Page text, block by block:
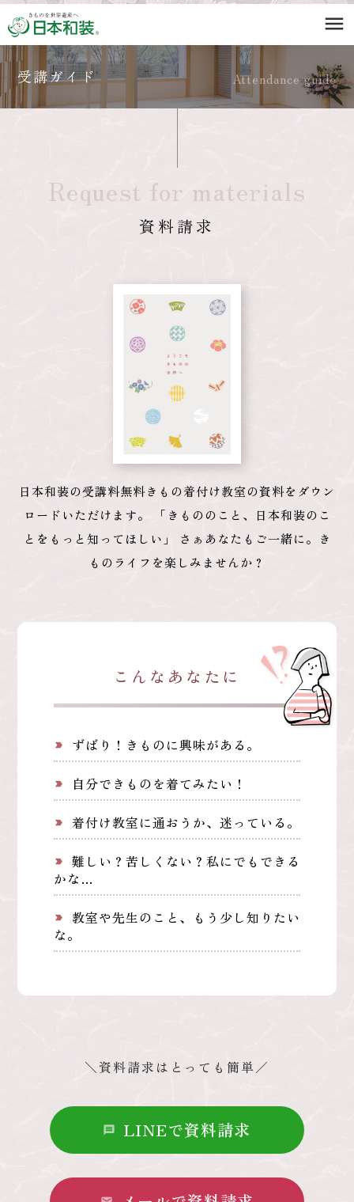
menu
Attendance guide
受講ガイド
Request for materials
資料請求
日本和装の受講料無料きもの着付け教室の資料をダウン
ロードいただけます。
「きもののこと、日本和装のこ
とをもっと知ってほしい」
さぁあなたもご一緒に。き
ものライフを楽しみませんか？
こんなあなたに
label_important ずばり！きものに興味がある。
label_important 自分できものを着てみたい！
label_important 着付け教室に通おうか、迷っている。
label_important
難しい？苦しくない？私にでもできる
かな…
label_important
教室や先生のこと、もう少し知りたい
な。
＼資料請求はとっても簡単／
message LINEで資料請求